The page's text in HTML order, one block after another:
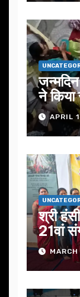
ने
APRIL
श्री
21वां